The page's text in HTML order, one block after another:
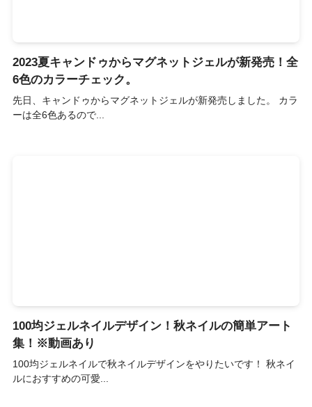
2023夏キャンドゥからマグネットジェルが新発売！全
6色のカラーチェック。
先日、キャンドゥからマグネットジェルが新発売しました。 カラ
ーは全6色あるので...
100均ジェルネイルデザイン！秋ネイルの簡単アート
集！※動画あり
100均ジェルネイルで秋ネイルデザインをやりたいです！ 秋ネイ
ルにおすすめの可愛...